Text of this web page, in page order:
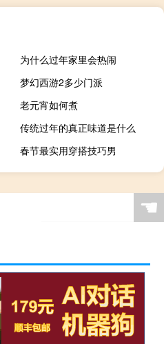
为什么过年家里会热闹
梦幻西游2多少门派
老元宵如何煮
传统过年的真正味道是什么
春节最实用穿搭技巧男
☚